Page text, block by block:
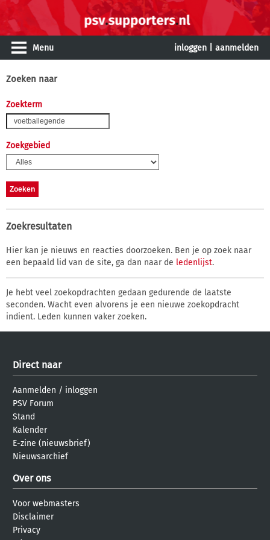
Menu inloggen aanmelden
Zoeken naar
Zoekterm
Zoekgebied
Zoekresultaten
Hier kan je nieuws en reacties doorzoeken. Ben je op zoek naar
een bepaald lid van de site, ga dan naar de ledenlijst.
Je hebt veel zoekopdrachten gedaan gedurende de laatste
seconden. Wacht even alvorens je een nieuwe zoekopdracht
indient. Leden kunnen vaker zoeken.
Direct naar
Aanmelden / inloggen
PSV Forum
Stand
Kalender
E-zine (nieuwsbrief)
Nieuwsarchief
Over ons
Voor webmasters
Disclaimer
Privacy